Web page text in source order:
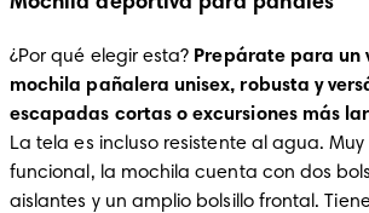
¿Por qué elegir esta? Prepárate para un
mochila pañalera unisex, robusta y
escapadas cortas o excursiones más
La tela es incluso resistente al agua.
funcional, la mochila cuenta con dos
aislantes y un amplio bolsillo frontal.